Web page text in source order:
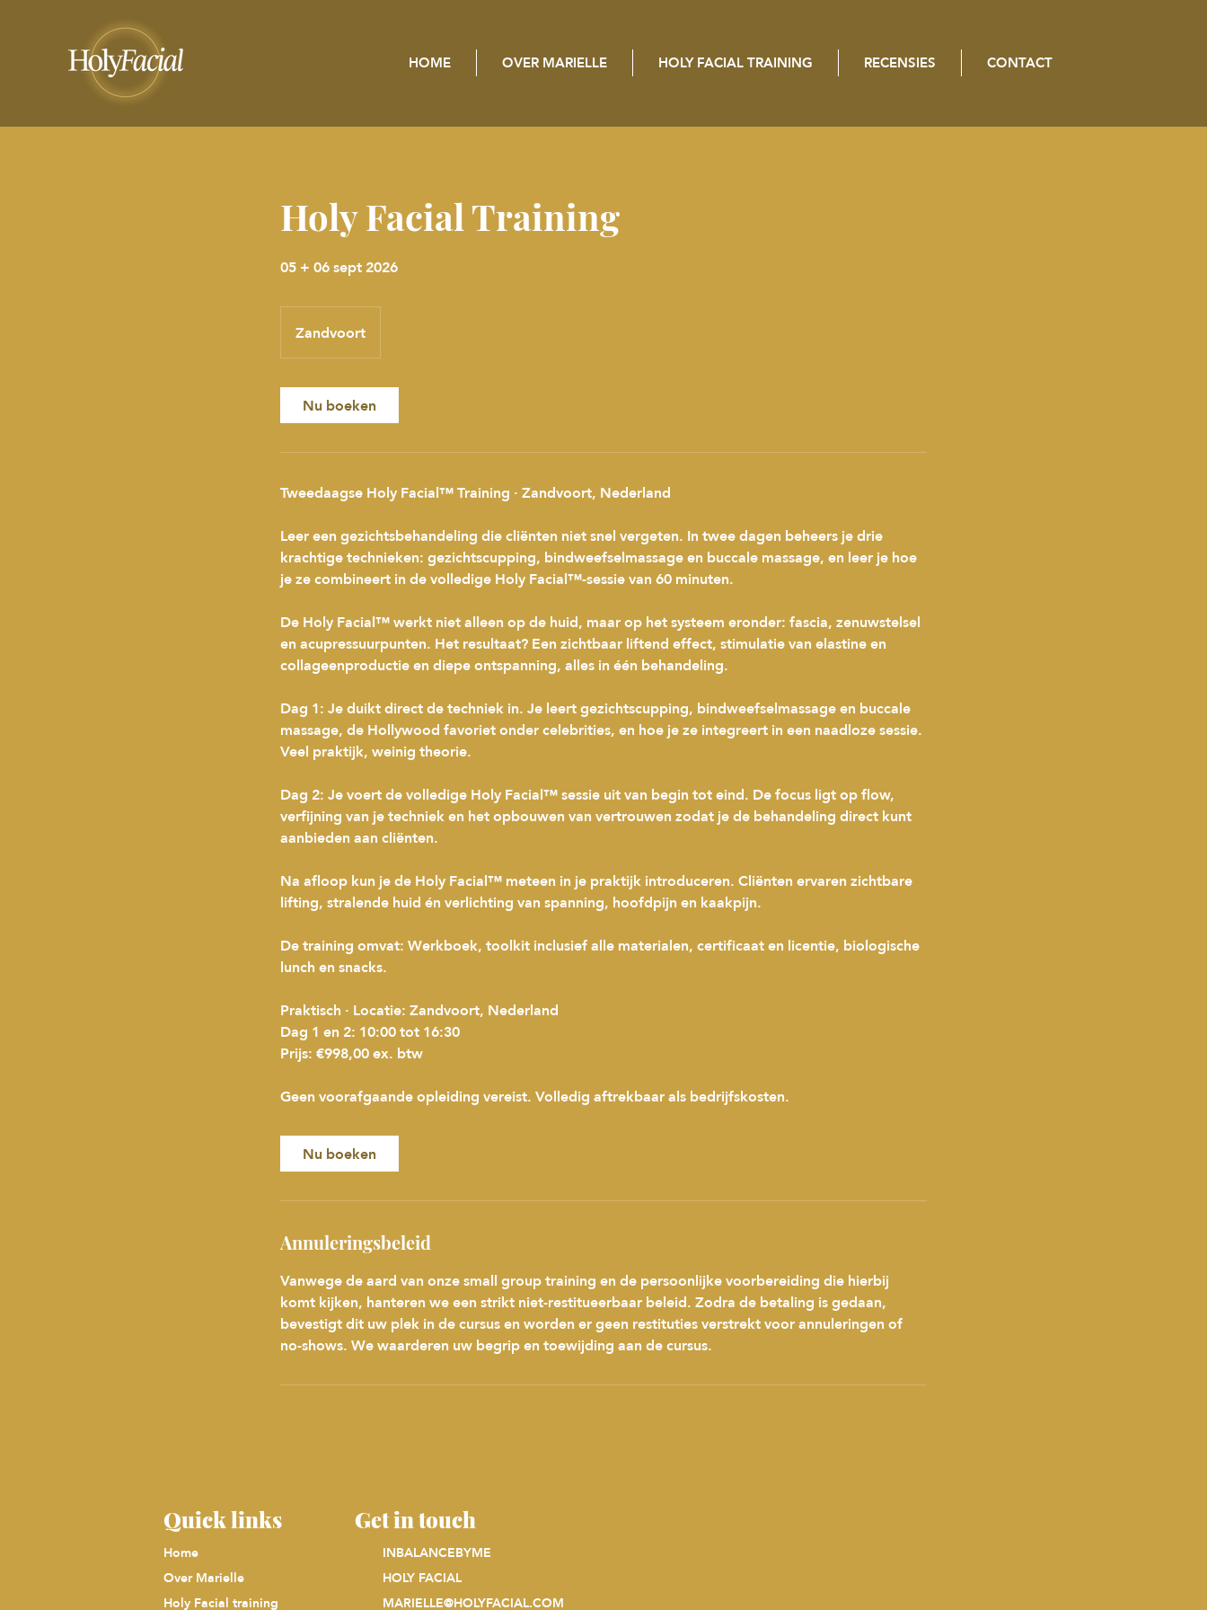
HOME OVER MARIELLE HOLY FACIAL TRAINING RECENSIES CONTACT
Holy Facial Training
05 + 06 sept 2026
Zandvoort
Nu boeken
Tweedaagse Holy Facial™ Training · Zandvoort, Nederland
Leer een gezichtsbehandeling die cliënten niet snel vergeten. In twee dagen beheers je drie
krachtige technieken: gezichtscupping, bindweefselmassage en buccale massage, en leer je hoe
je ze combineert in de volledige Holy Facial™-sessie van 60 minuten.
De Holy Facial™ werkt niet alleen op de huid, maar op het systeem eronder: fascia, zenuwstelsel
en acupressuurpunten. Het resultaat? Een zichtbaar liftend effect, stimulatie van elastine en
collageenproductie en diepe ontspanning, alles in één behandeling.
Dag 1: Je duikt direct de techniek in. Je leert gezichtscupping, bindweefselmassage en buccale
massage, de Hollywood favoriet onder celebrities, en hoe je ze integreert in een naadloze sessie.
Veel praktijk, weinig theorie.
Dag 2: Je voert de volledige Holy Facial™ sessie uit van begin tot eind. De focus ligt op flow,
verfijning van je techniek en het opbouwen van vertrouwen zodat je de behandeling direct kunt
aanbieden aan cliënten.
Na afloop kun je de Holy Facial™ meteen in je praktijk introduceren. Cliënten ervaren zichtbare
lifting, stralende huid én verlichting van spanning, hoofdpijn en kaakpijn.
De training omvat: Werkboek, toolkit inclusief alle materialen, certificaat en licentie, biologische
lunch en snacks.
Praktisch · Locatie: Zandvoort, Nederland
Dag 1 en 2: 10:00 tot 16:30
Prijs: €998,00 ex. btw
Geen voorafgaande opleiding vereist. Volledig aftrekbaar als bedrijfskosten.
Nu boeken
Annuleringsbeleid
Vanwege de aard van onze small group training en de persoonlijke voorbereiding die hierbij
komt kijken, hanteren we een strikt niet-restitueerbaar beleid. Zodra de betaling is gedaan,
bevestigt dit uw plek in de cursus en worden er geen restituties verstrekt voor annuleringen of
no-shows. We waarderen uw begrip en toewijding aan de cursus.
Quick links Get in touch
Home
Over Marielle
Holy Facial training
INBALANCEBYME
HOLY FACIAL
MARIELLE@HOLYFACIAL.COM